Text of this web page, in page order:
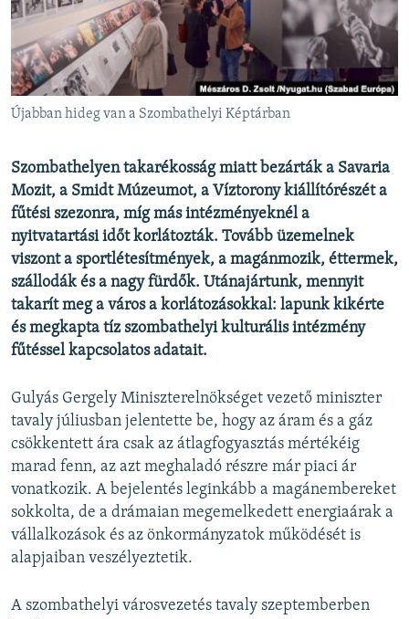
EURÓPAI UNIÓ
VILÁG
KLÍMAVÁLTOZÁS
A MÚLT TANULSÁGAI
KÖVESSEN MINKET!
Valamennyi RFE/RL weboldal
Újabban hideg van a Szombathelyi Képtárban
Szombathelyen takarékosság miatt bezárták a Savaria
Mozit, a Smidt Múzeumot, a Víztorony kiállítórészét a
fűtési szezonra, míg más intézményeknél a
nyitvatartási időt korlátozták. Tovább üzemelnek
viszont a sportlétesítmények, a magánmozik, éttermek,
szállodák és a nagy fürdők. Utánajártunk, mennyit
takarít meg a város a korlátozásokkal: lapunk kikérte
és megkapta tíz szombathelyi kulturális intézmény
fűtéssel kapcsolatos adatait.
Gulyás Gergely Miniszterelnökséget vezető miniszter
tavaly júliusban jelentette be, hogy az áram és a gáz
csökkentett ára csak az átlagfogyasztás mértékéig
marad fenn, az azt meghaladó részre már piaci ár
vonatkozik. A bejelentés leginkább a magánembereket
sokkolta, de a drámaian megemelkedett energiaárak a
vállalkozások és az önkormányzatok működését is
alapjaiban veszélyeztetik.
A szombathelyi városvezetés tavaly szeptemberben